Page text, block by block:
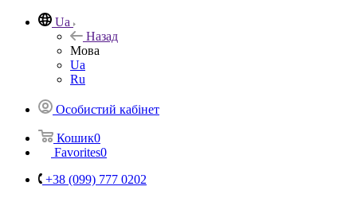
Ua
Назад
Мова
Ua
Ru
Особистий кабінет
Кошик0
Favorites0
+38 (099) 777 0202